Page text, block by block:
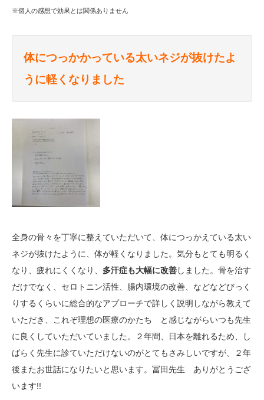
※個人の感想で効果とは関係ありません
体につっかかっている太いネジが抜けたよ
うに軽くなりました
全身の骨々を丁寧に整えていただいて、体につっかえている太い
ネジが抜けたように、体が軽くなりました。気分もとても明るく
なり、疲れにくくなり、 多汗症も大幅に改善しました。骨を治す
だけでなく、セロトニン活性、腸内環境の改善、などなどびっく
りするくらいに総合的なアプローチで詳しく説明しながら教えて
いただき、これぞ理想の医療のかたち と感じながらいつも先生
に良くしていただいていました。２年間、日本を離れるため、し
ばらく先生に診ていただけないのがとてもさみしいですが、２年
後またお世話になりたいと思います。冨田先生 ありがとうござ
います!!